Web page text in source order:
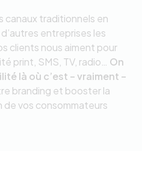
canaux traditionnels en
entreprises les
clients nous aiment pour
print, SMS, TV, radio… On
là où c’est – vraiment –
branding et booster la
de vos consommateurs